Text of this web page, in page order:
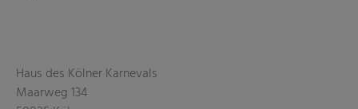
Haus des Kölner Karnevals
Maarweg 134